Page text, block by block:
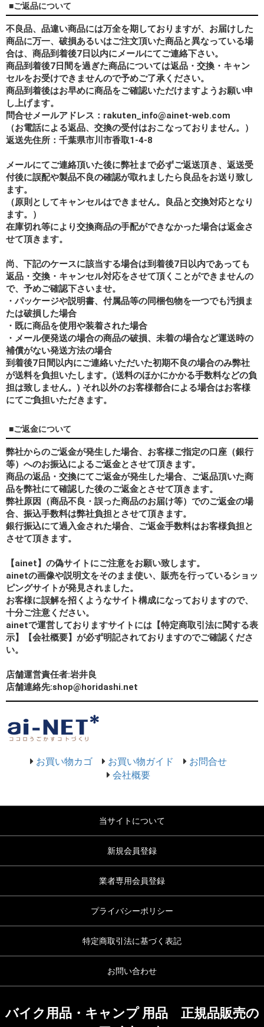
■ご返品について
不良品、品違い商品には万全を期しておりますが、お届けした
商品に万一、破損あるいはご注文頂いた商品と異なっている場
合は、商品到着後7日以内にメールにてご連絡下さい。
商品到着後7日間を過ぎた商品については返品・交換・キャン
セルをお受けできませんので予めご了承ください。
商品到着後はお早めに商品をご確認いただけますようお願い申
し上げます。
問合せメールアドレス：rakuten_info@ainet-web.com
（お電話による返品、交換の受付はおこなっておりません。）
返送先住所：千葉県市川市香取1-4-8
メールにてご連絡頂いた後に弊社まで必ずご返送頂き、返送受
付後に誤配や製品不良の確認が取れましたら良品をお送り致し
ます。
（原則としてキャンセルはできません。良品と交換対応となり
ます。）
在庫切れ等により交換商品の手配ができなかった場合は返金さ
せて頂きます。
尚、下記のケースに該当する場合は到着後7日以内であっても
返品・交換・キャンセル対応をさせて頂くことができませんの
で、予めご確認下さいませ。
・パッケージや説明書、付属品等の同梱包物を一つでも汚損ま
たは破損した場合
・既に商品を使用や装着された場合
・メール便発送の場合の商品の破損、未着の場合など運送時の
補償がない発送方法の場合
到着後7日間以内にご連絡いただいた初期不良の場合のみ弊社
が送料を負担いたします。(送料のほかにかかる手数料などの負
担は致しません。) それ以外のお客様都合による場合はお客様
にてご負担いただきます。
■ご返金について
弊社からのご返金が発生した場合、お客様ご指定の口座（銀行
等）へのお振込によるご返金とさせて頂きます。
商品の返品・交換にてご返金が発生した場合、ご返品頂いた商
品を弊社にて確認した後のご返金とさせて頂きます。
弊社原因（商品不良・誤った商品のお届け等）でのご返金の場
合、振込手数料は弊社負担とさせて頂きます。
銀行振込にて過入金された場合、ご返金手数料はお客様負担と
させて頂きます。
【ainet】の偽サイトにご注意をお願い致します。
ainetの画像や説明文をそのまま使い、販売を行っているショッ
ピングサイトが発見されました。
お客様に誤解を招くようなサイト構成になっておりますので、
十分ご注意ください。
ainetで運営しておりますサイトには【特定商取引法に関する表
示】【会社概要】が必ず明記されておりますのでご確認くださ
い。
店舗運営責任者:岩井良
店舗連絡先:shop@horidashi.net
お買い物カゴ お買い物ガイド
お問合せ
会社概要
当サイトについて
新規会員登録
業者専用会員登録
プライバシーポリシー
特定商取引法に基づく表記
お問い合わせ
バイク用品・キャンプ 用品 正規品販売の